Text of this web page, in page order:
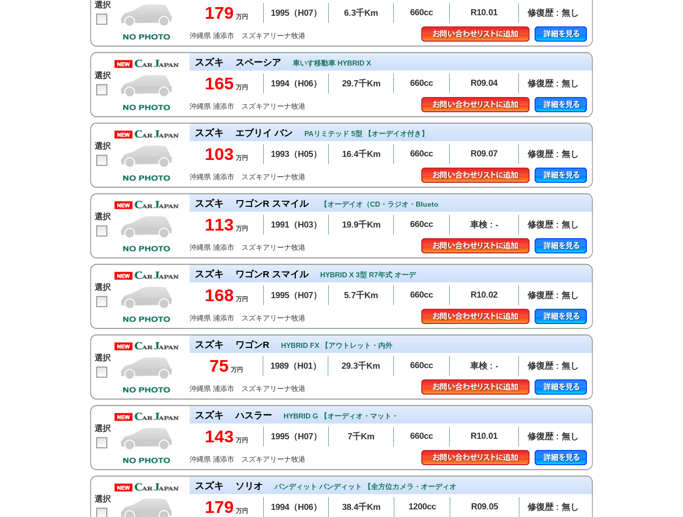
選択 179 万円 1995（H07） 6.3千Km 660cc R10.01 修復歴 : 無し
沖縄県 浦添市 スズキアリーナ牧港
選択
スズキ スペーシア 車いす移動車 HYBRID X
165 万円 1994（H06） 29.7千Km 660cc R09.04 修復歴 : 無し
沖縄県 浦添市 スズキアリーナ牧港
選択
スズキ エブリイ バン PAリミテッド 5型 【オーデイオ付き】
103 万円 1993（H05） 16.4千Km 660cc R09.07 修復歴 : 無し
沖縄県 浦添市 スズキアリーナ牧港
選択
スズキ ワゴンR スマイル 【オーデイオ（CD・ラジオ・Blueto
113 万円 1991（H03） 19.9千Km 660cc 車検 : - 修復歴 : 無し
沖縄県 浦添市 スズキアリーナ牧港
選択
スズキ ワゴンR スマイル HYBRID X 3型 R7年式 オーデ
168 万円 1995（H07） 5.7千Km 660cc R10.02 修復歴 : 無し
沖縄県 浦添市 スズキアリーナ牧港
選択
スズキ ワゴンR HYBRID FX 【アウトレット・内外
75 万円 1989（H01） 29.3千Km 660cc 車検 : - 修復歴 : 無し
沖縄県 浦添市 スズキアリーナ牧港
選択
スズキ ハスラー HYBRID G 【オーディオ・マット・
143 万円 1995（H07） 7千Km 660cc R10.01 修復歴 : 無し
沖縄県 浦添市 スズキアリーナ牧港
選択
スズキ ソリオ バンディット バンディット 【全方位カメラ・オーディオ
179 万円 1994（H06） 38.4千Km 1200cc R09.05 修復歴 : 無し